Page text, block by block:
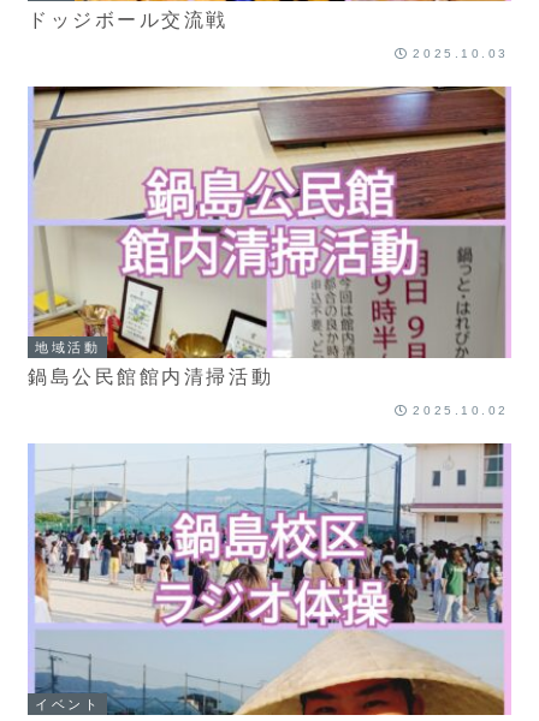
ドッジボール交流戦
2025.10.03
地域活動
鍋島公民館館内清掃活動
2025.10.02
イベント